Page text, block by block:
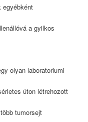
egyébként
a gyilkos
olyan laboratoriumi
úton létrehozott
tumorsejt